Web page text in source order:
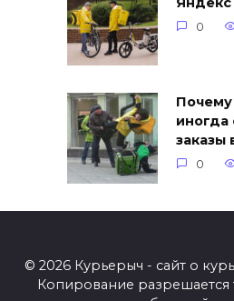
0
иногда
заказы
0
© 2026 Курьерыч - сайт о
Копирование разрешается